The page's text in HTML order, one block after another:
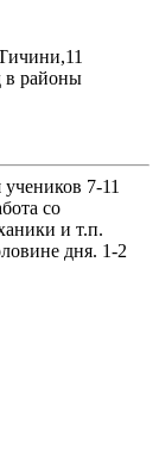
в районы
7-11
со
и т.п.
дня. 1-2